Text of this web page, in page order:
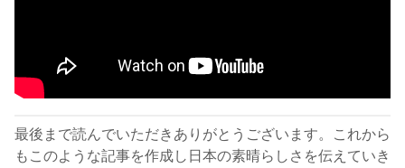
最後まで読んでいただきありがとうございます。これから
もこのような記事を作成し日本の素晴らしさを伝えていき